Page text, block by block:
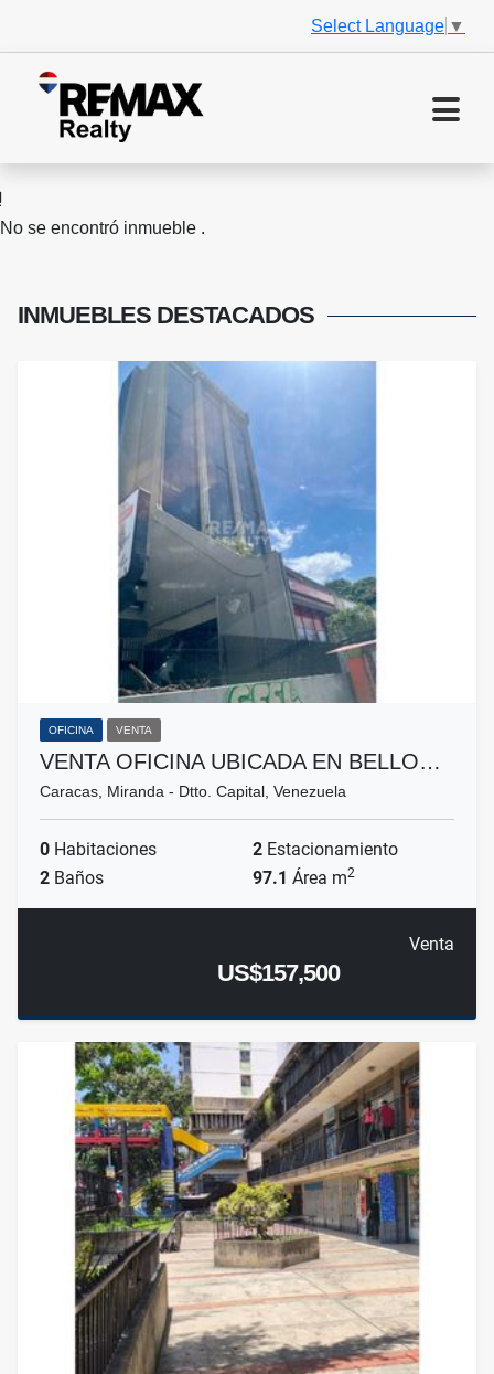
Select Language ▼
No se encontró inmueble .
INMUEBLES DESTACADOS
OFICINA VENTA
VENTA OFICINA UBICADA EN BELLO…
Caracas, Miranda - Dtto. Capital, Venezuela
0 Habitaciones 2 Estacionamiento
2 Baños 97.1 Área m2
Venta
US$157,500